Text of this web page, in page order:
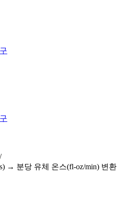
/
→ 분당 유체 온스(fl-oz/min) 변환